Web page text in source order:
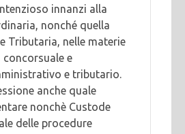
innanzi alla
nonché quella
Tributaria, nelle materie
e
e tributario.
anche quale
nonchè Custode
delle procedure